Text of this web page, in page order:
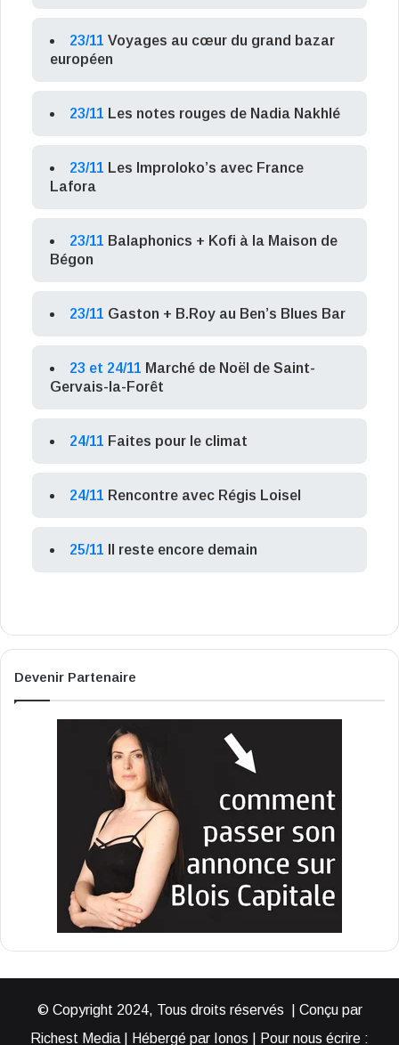
23/11 Voyages au cœur du grand bazar
européen
23/11 Les notes rouges de Nadia Nakhlé
23/11 Les Improloko’s avec France
Lafora
23/11 Balaphonics + Kofi à la Maison de
Bégon
23/11 Gaston + B.Roy au Ben’s Blues Bar
23 et 24/11 Marché de Noël de Saint-
Gervais-la-Forêt
24/11 Faites pour le climat
24/11 Rencontre avec Régis Loisel
25/11 Il reste encore demain
Devenir Partenaire
© Copyright 2024, Tous droits réservés | Conçu par
Richest Media | Hébergé par Ionos | Pour nous écrire :